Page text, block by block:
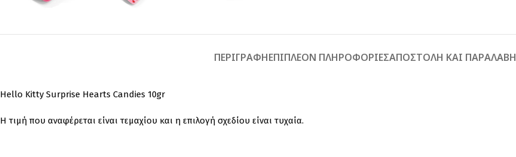
ΠΕΡΙΓΡΑΦΉΕΠΙΠΛΈΟΝ ΠΛΗΡΟΦΟΡΊΕΣΑΠΟΣΤΟΛΉ ΚΑΙ ΠΑΡΑΛΑΒΉ
Hello Kitty Surprise Hearts Candies 10gr
Η τιμή που αναφέρεται είναι τεμαχίου και η επιλογή σχεδίου είναι τυχαία.